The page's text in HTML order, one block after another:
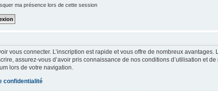
ma présence lors de cette session
vous connecter. L’inscription est rapide et vous offre de nombreux
assurez-vous d’avoir pris connaissance de nos conditions d’utilisation et
lors de votre navigation.
confidentialité